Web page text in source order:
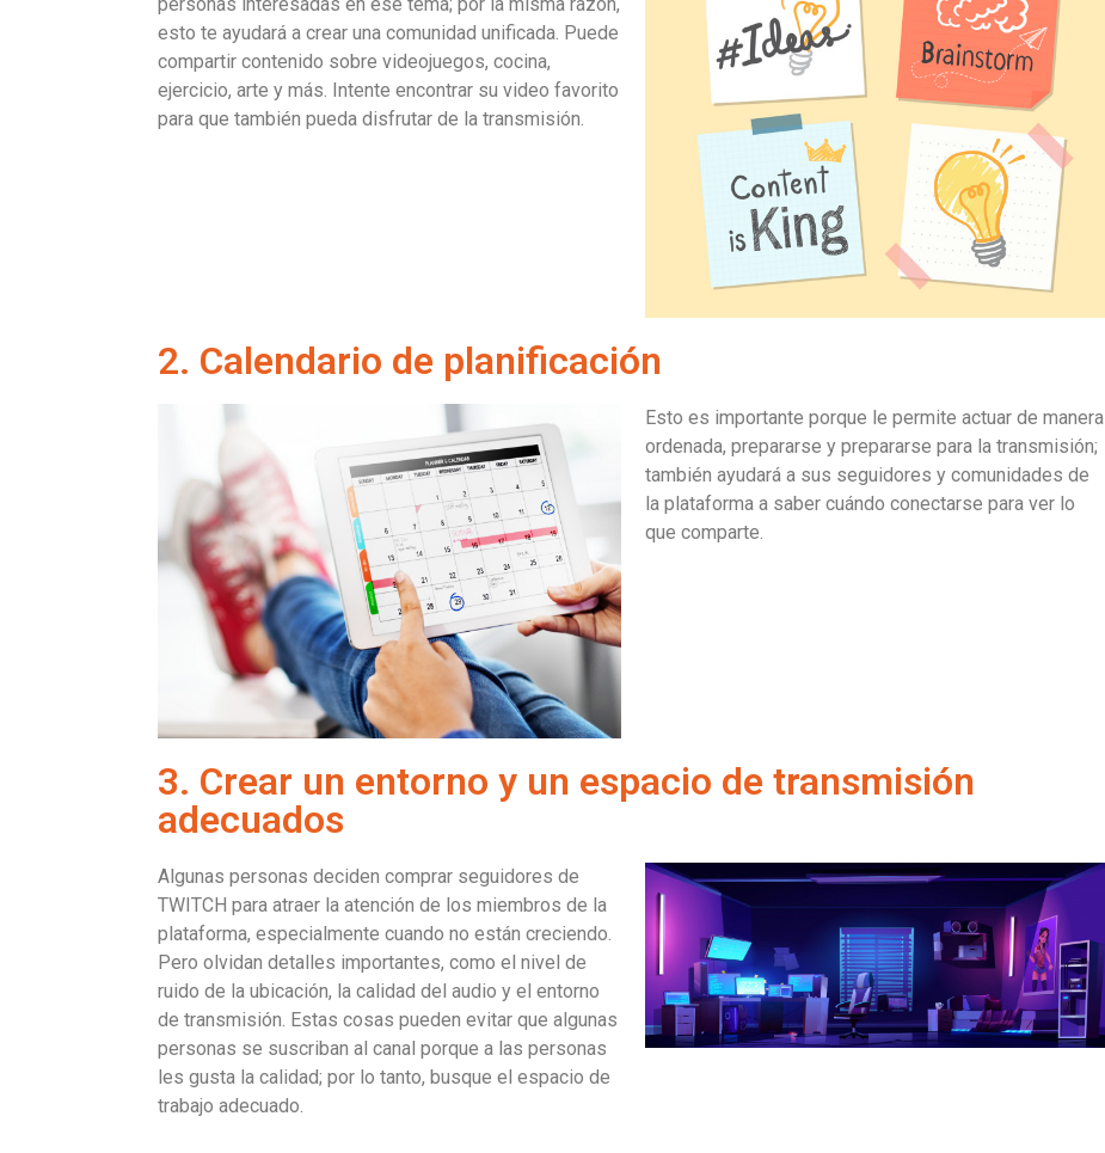
esto te ayudará a crear una comunidad unificada. Puede
compartir contenido sobre videojuegos, cocina,
ejercicio, arte y más. Intente encontrar su video favorito
para que también pueda disfrutar de la transmisión.
2. Calendario de planificación
Esto es importante porque le permite actuar de manera
ordenada, prepararse y prepararse para la transmisión;
también ayudará a sus seguidores y comunidades de
la plataforma a saber cuándo conectarse para ver lo
que comparte.
3. Crear un entorno y un espacio de transmisión
adecuados
Algunas personas deciden comprar seguidores de
TWITCH para atraer la atención de los miembros de la
plataforma, especialmente cuando no están creciendo.
Pero olvidan detalles importantes, como el nivel de
ruido de la ubicación, la calidad del audio y el entorno
de transmisión. Estas cosas pueden evitar que algunas
personas se suscriban al canal porque a las personas
les gusta la calidad; por lo tanto, busque el espacio de
trabajo adecuado.